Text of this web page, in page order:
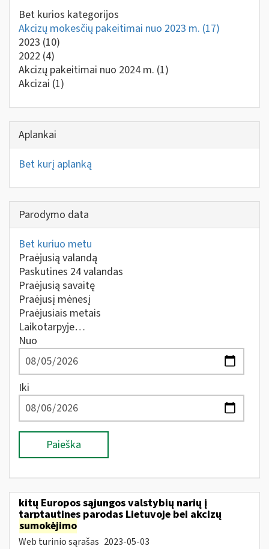
Bet kurios kategorijos
Akcizų mokesčių pakeitimai nuo 2023 m. (17)
2023 (10)
2022 (4)
Akcizų pakeitimai nuo 2024 m. (1)
Akcizai (1)
Aplankai
Bet kurį aplanką
Parodymo data
Bet kuriuo metu
Praėjusią valandą
Paskutines 24 valandas
Praėjusią savaitę
Praėjusį mėnesį
Praėjusiais metais
Laikotarpyje…
Nuo
Iki
Paieška
kitų Europos sąjungos valstybių narių į
tarptautines parodas Lietuvoje bei akcizų
sumokėjimo
Web turinio sąrašas 2023-05-03